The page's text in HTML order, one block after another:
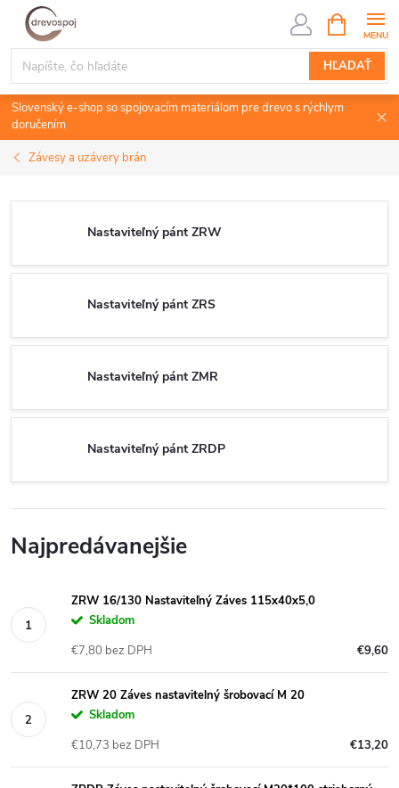
Prejsť
obsah
HĽADAŤ
KOŠÍK
Slovenský e-shop so spojovacím materiálom pre drevo s rýchlym
doručením
Závesy a uzávery brán
Nastaviteľný pánt ZRW
Nastaviteľný pánt ZRS
Nastaviteľný pánt ZMR
Nastaviteľný pánt ZRDP
Najpredávanejšie
ZRW 16/130 Nastaviteľný Záves 115x40x5,0
Skladom
€9,60
€7,80 bez DPH
ZRW 20 Záves nastavitelný šrobovací M 20
Skladom
€13,20
€10,73 bez DPH